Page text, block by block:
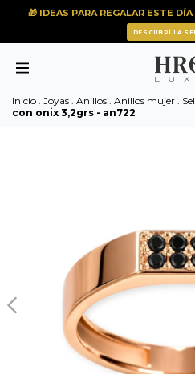
🎁 IDEAS PARA REGALAR ESTE
DESCUBRÍ LA
Inicio Joyas Anillos Anillos mujer
con onix 3,2grs - an722